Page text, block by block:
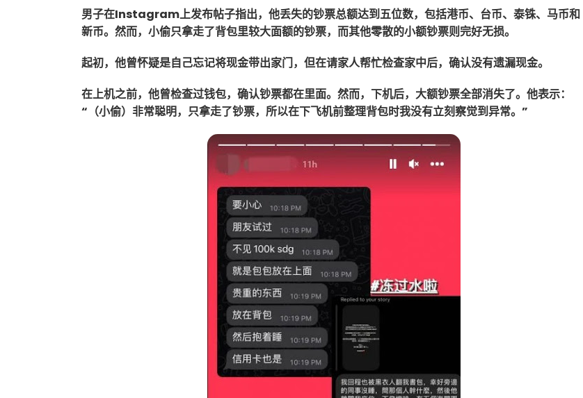
男子在Instagram上发布帖子指出，他丢失的钞票总额达到五位数，包括港币、台币、泰铢、马币和
新币。然而，小偷只拿走了背包里较大面额的钞票，而其他零散的小额钞票则完好无损。
起初，他曾怀疑是自己忘记将现金带出家门，但在请家人帮忙检查家中后，确认没有遗漏现金。
在上机之前，他曾检查过钱包，确认钞票都在里面。然而，下机后，大额钞票全部消失了。他表示：
“（小偷）非常聪明，只拿走了钞票，所以在下飞机前整理背包时我没有立刻察觉到异常。”